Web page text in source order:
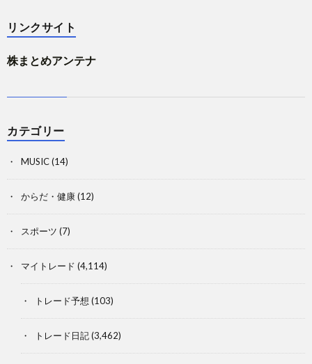
リンクサイト
株まとめアンテナ
カテゴリー
MUSIC(14)
からだ・健康(12)
スポーツ (7)
マイトレード (4,114)
トレード予想 (103)
トレード日記(3,462)